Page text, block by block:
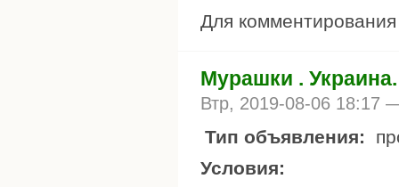
Для
Мурашки . Украина.
Втр, 2019-08-06 18:17
Тип объявления:
Условия: